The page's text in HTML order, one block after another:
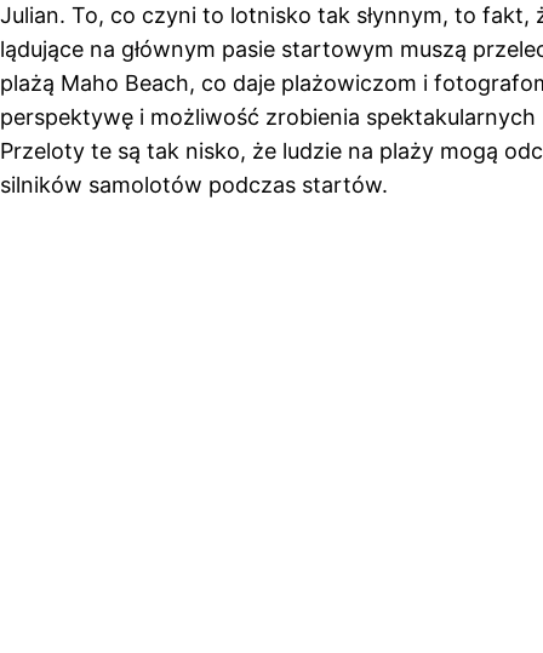
Julian. To, co czyni to lotnisko tak słynnym, to fakt,
lądujące na głównym pasie startowym muszą
plażą Maho Beach, co daje plażowiczom i
perspektywę i możliwość zrobienia spektakularnych
Przeloty te są tak nisko, że ludzie na plaży mogą
silników samolotów podczas startów.